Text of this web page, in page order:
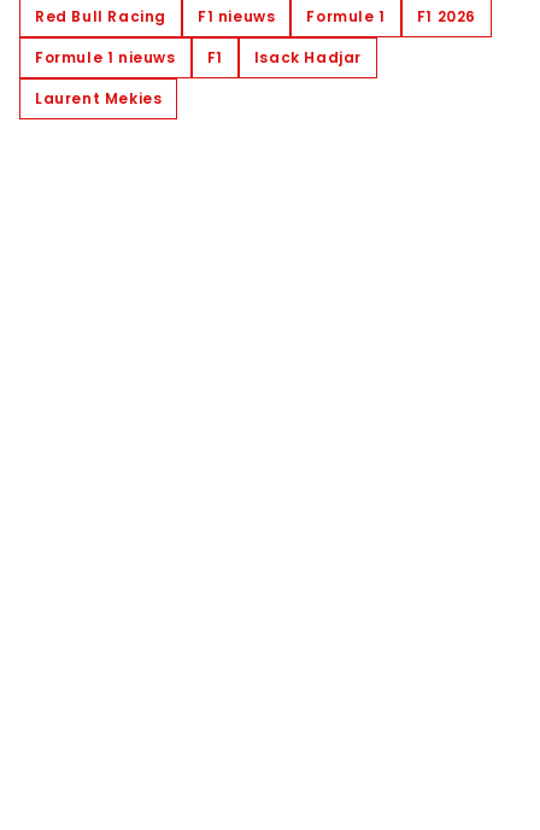
Red Bull Racing F1 nieuws Formule 1
F1 2026
Formule 1 nieuws
F1
Isack Hadjar
Laurent Mekies